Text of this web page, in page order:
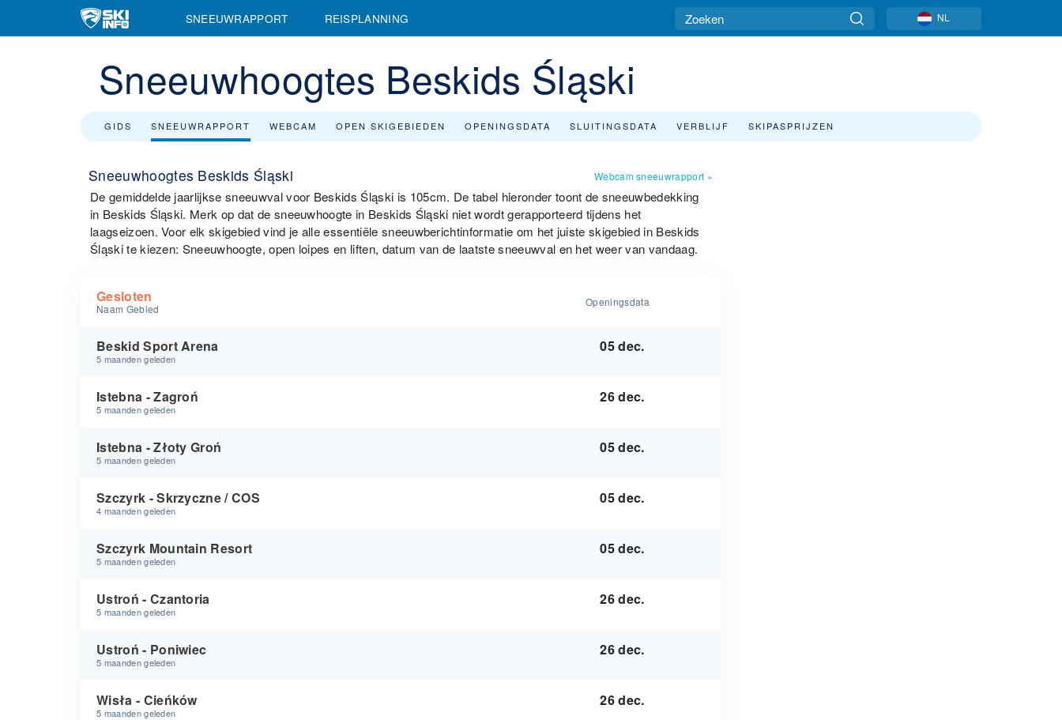
SNEEUWRAPPORT REISPLANNING NL
Sneeuwhoogtes Beskids Śląski
GIDS SNEEUWRAPPORT WEBCAM OPEN SKIGEBIEDEN OPENINGSDATA SLUITINGSDATA VERBLIJF SKIPASPRIJZEN
Sneeuwhoogtes Beskids Śląski Webcam sneeuwrapport »
De gemiddelde jaarlijkse sneeuwval voor Beskids Śląski is 105cm. De tabel hieronder toont de sneeuwbedekking
in Beskids Śląski. Merk op dat de sneeuwhoogte in Beskids Śląski niet wordt gerapporteerd tijdens het
laagseizoen. Voor elk skigebied vind je alle essentiële sneeuwberichtinformatie om het juiste skigebied in Beskids
Śląski te kiezen: Sneeuwhoogte, open loipes en liften, datum van de laatste sneeuwval en het weer van vandaag.
Gesloten
Naam Gebied
Openingsdata
Beskid Sport Arena
5 maanden geleden
05 dec.
Istebna - Zagroń
5 maanden geleden
26 dec.
Istebna - Złoty Groń
5 maanden geleden
05 dec.
Szczyrk - Skrzyczne / COS
4 maanden geleden
05 dec.
Szczyrk Mountain Resort
5 maanden geleden
05 dec.
Ustroń - Czantoria
5 maanden geleden
26 dec.
Ustroń - Poniwiec
5 maanden geleden
26 dec.
Wisła - Cieńków
5 maanden geleden
26 dec.